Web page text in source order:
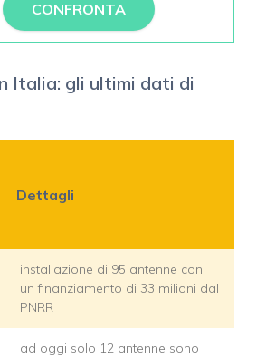
CONFRONTA
Italia: gli ultimi dati di
Dettagli
installazione di 95 antenne con
un finanziamento di 33 milioni dal
PNRR
ad oggi solo 12 antenne sono